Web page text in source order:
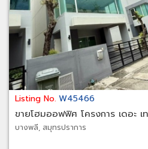
Listing No. W45466
ขายโฮมออฟฟิศ โครงการ เดอะ
บางพลี, สมุทรปราการ